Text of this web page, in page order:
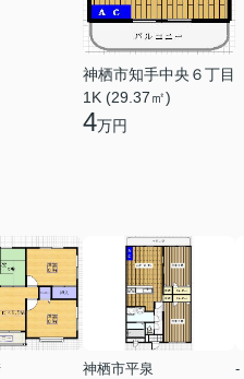
神栖市知手中央６丁目
1K (29.37㎡)
4万円
神栖市平泉
-